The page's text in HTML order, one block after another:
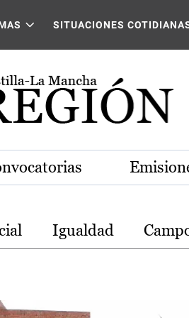
SITUACIONES
Igualdad